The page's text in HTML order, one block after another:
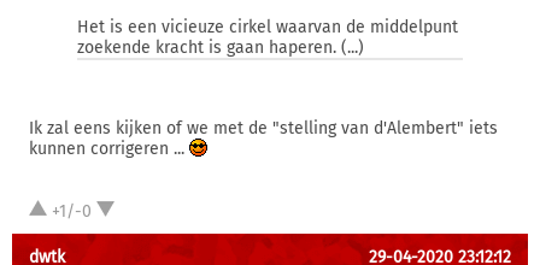
Het is een vicieuze cirkel waarvan de middelpunt
zoekende kracht is gaan haperen. (...)
Ik zal eens kijken of we met de "stelling van d'Alembert" iets
kunnen corrigeren ...
+1/-0
dwtk 29-04-2020 23:12:12